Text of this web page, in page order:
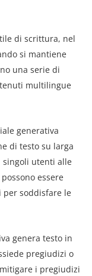
di scrittura, nel
si mantiene
una serie di
multilingue
generativa
di testo su larga
singoli utenti alle
essere
soddisfare le
genera testo in
pregiudizi o
i pregiudizi